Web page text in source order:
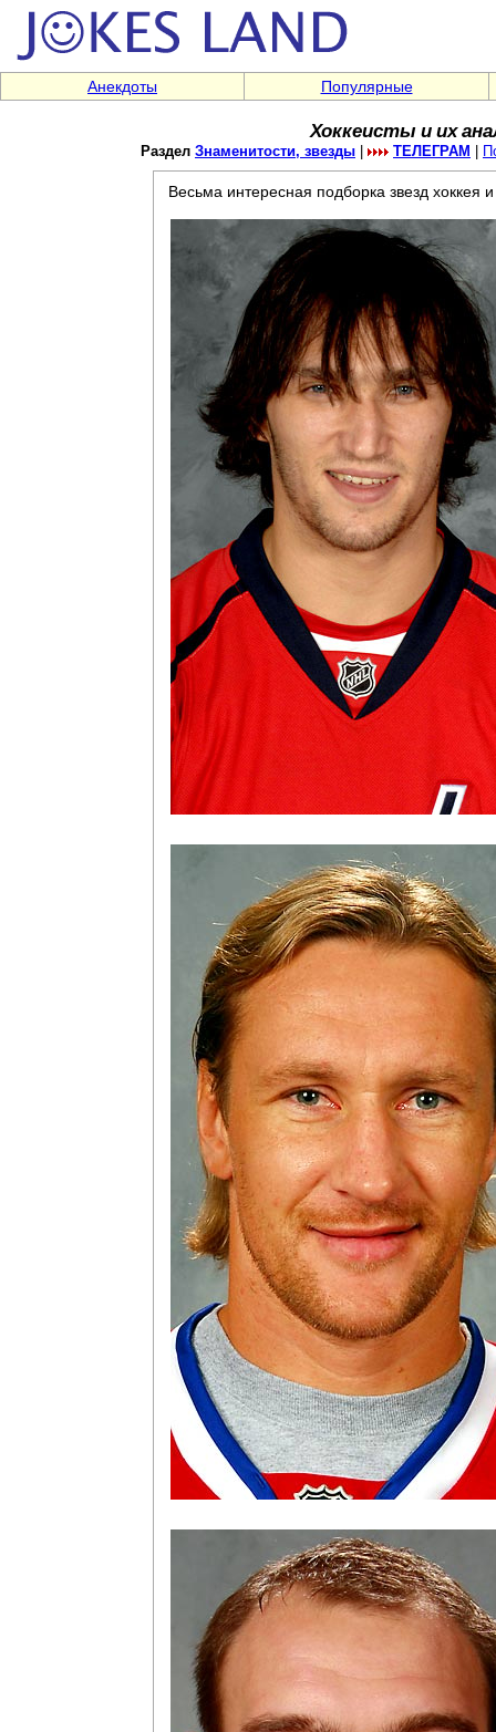
Анекдоты Популярные
Хоккеисты и их
Раздел Знаменитости, звезды ТЕЛЕГРАМ
Весьма интересная подборка звезд хоккея